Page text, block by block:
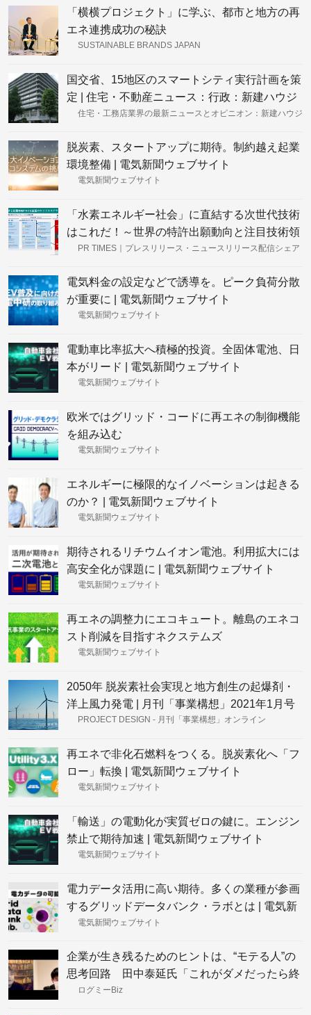
「横横プロジェクト」に学ぶ、都市と地方の再
エネ連携成功の秘訣
SUSTAINABLE BRANDS JAPAN
国交省、15地区のスマートシティ実行計画を策
定 | 住宅・不動産ニュース：行政：新建ハウジ
ングDIGITAL（新建新聞社）
住宅・工務店業界の最新ニュースとオピニオン：新建ハウジ
脱炭素、スタートアップに期待。制約越え起業
環境整備 | 電気新聞ウェブサイト
電気新聞ウェブサイト
「水素エネルギー社会」に直結する次世代技術
はこれだ！～世界の特許出願動向と注目技術領
域解説～｜アスタミューゼ株式会社のプレスリ
PR TIMES｜プレスリリース・ニュースリリース配信シェア
電気料金の設定などで誘導を。ピーク負荷分散
が重要に | 電気新聞ウェブサイト
電気新聞ウェブサイト
電動車比率拡大へ積極的投資。全固体電池、日
本がリード | 電気新聞ウェブサイト
電気新聞ウェブサイト
欧米ではグリッド・コードに再エネの制御機能
を組み込む
電気新聞ウェブサイト
エネルギーに極限的なイノベーションは起きる
のか？ | 電気新聞ウェブサイト
電気新聞ウェブサイト
期待されるリチウムイオン電池。利用拡大には
高安全化が課題に | 電気新聞ウェブサイト
電気新聞ウェブサイト
再エネの調整力にエコキュート。離島のエネコ
スト削減を目指すネクステムズ
電気新聞ウェブサイト
2050年 脱炭素社会実現と地方創生の起爆剤・
洋上風力発電 | 月刊「事業構想」2021年1月号
PROJECT DESIGN - 月刊「事業構想」オンライン
再エネで非化石燃料をつくる。脱炭素化へ「フ
ロー」転換 | 電気新聞ウェブサイト
電気新聞ウェブサイト
「輸送」の電動化が実質ゼロの鍵に。エンジン
禁止で期待加速 | 電気新聞ウェブサイト
電気新聞ウェブサイト
電力データ活用に高い期待。多くの業種が参画
するグリッドデータバンク・ラボとは | 電気新
聞ウェブサイト
電気新聞ウェブサイト
企業が生き残るためのヒントは、“モテる人”の
思考回路 田中泰延氏「これがダメだったら終
わりと思う人が多すぎる」
ログミーBiz